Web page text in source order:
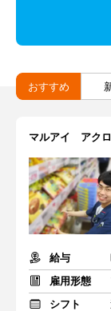
おすすめ
マルアイ アク
給与
雇用形態
シフト